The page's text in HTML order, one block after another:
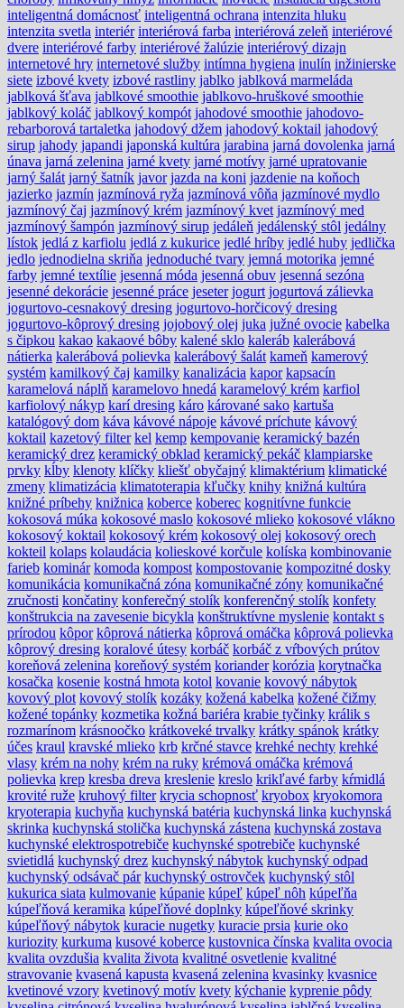
inteligentná domácnosť inteligentná ochrana intenzita hluku
intenzita svetla interiér interiérová farba interiérová zeleň interiérové
dvere interiérové farby interiérové žalúzie interiérový dizajn
internetové hry internetové služby intímna hygiena inulín inžinierske
siete izbové kvety izbové rastliny jablko jablková marmeláda
jablková šťava jablkové smoothie jablkovo-hruškové smoothie
jablkový koláč jablkový kompót jahodové smoothie jahodovo-
rebarborová tartaletka jahodový džem jahodový koktail jahodový
sirup jahody japandi japonská kultúra jarabina jarná dovolenka jarná
únava jarná zelenina jarné kvety jarné motívy jarné upratovanie
jarný šalát jarný šatník javor jazda na koni jazdenie na koňoch
jazierko jazmín jazmínová ryža jazmínová vôňa jazmínové mydlo
jazmínový čaj jazmínový krém jazmínový kvet jazmínový med
jazmínový šampón jazmínový sirup jedáleň jedálenský stôl jedálny
lístok jedlá z karfiolu jedlá z kukurice jedlé hríby jedlé huby jedlička
jedlo jednodielna skriňa jednoduché tvary jemná motorika jemné
farby jemné textílie jesenná móda jesenná obuv jesenná sezóna
jesenné dekorácie jesenné práce jeseter jogurt jogurtová zálievka
jogurtovo-cesnakový dresing jogurtovo-horčicový dresing
jogurtovo-kôprový dresing jojobový olej juka južné ovocie kabelka
s čipkou kakao kakaové bôby kalené sklo kaleráb kalerábová
nátierka kalerábová polievka kalerábový šalát kameň kamerový
systém kamilkový čaj kamilky kanalizácia kapor kapsacín
karamelová náplň karamelovo hnedá karamelový krém karfiol
karfiolový nákyp karí dresing káro kárované sako kartuša
katalógový dom káva kávové nápoje kávové príchute kávový
koktail kazetový filter kel kemp kempovanie keramický bazén
keramický drez keramický obklad keramický pekáč klampiarske
prvky kĺby klenoty klíčky kliešť obyčajný klimaktérium klimatické
zmeny klimatizácia klimatoterapia kľučky knihy knižná kultúra
knižné príbehy knižnica koberce koberec kognitívne funkcie
kokosová múka kokosové maslo kokosové mlieko kokosové vlákno
kokosový koktail kokosový krém kokosový olej kokosový orech
kokteil kolaps kolaudácia kolieskové korčule kolíska kombinovanie
farieb kominár komoda kompost kompostovanie kompozitné dosky
komunikácia komunikačná zóna komunikačné zóny komunikačné
zručnosti končatiny konferečný stolík konferenčný stolík konfety
konštrukcia na zavesenie bicykla konštruktívne myslenie kontakt s
prírodou kôpor kôprová nátierka kôprová omáčka kôprová polievka
kôprový dresing koralové útesy korbáč korbáč z vŕbových prútov
koreňová zelenina koreňový systém koriander korózia korytnačka
kosačka kosenie kostná hmota kotol kovanie kovový nábytok
kovový plot kovový stolík kozáky kožená kabelka kožené čižmy
kožené topánky kozmetika kožná bariéra krabie tyčinky králik s
rozmarínom krásnoočko krátkoveké trvalky krátky spánok krátky
účes kraul kravské mlieko krb krčné stavce krehké nechty krehké
vlasy krém na nohy krém na ruky krémová omáčka krémová
polievka krep kresba dreva kreslenie kreslo krikľavé farby kŕmidlá
krovité ruže kruhový filter krycia schopnosť kryobox kryokomora
kryoterapia kuchyňa kuchynská batéria kuchynská linka kuchynská
skrinka kuchynská stolička kuchynská zástena kuchynská zostava
kuchynské elektrospotrebiče kuchynské spotrebiče kuchynské
svietidlá kuchynský drez kuchynský nábytok kuchynský odpad
kuchynský odsávač pár kuchynský ostrovček kuchynský stôl
kukurica siata kulmovanie kúpanie kúpeľ kúpeľ nôh kúpeľňa
kúpeľňová keramika kúpeľňové doplnky kúpeľňové skrinky
kúpeľňový nábytok kuracie nugetky kuracie prsia kurie oko
kuriozity kurkuma kusové koberce kustovnica čínska kvalita ovocia
kvalita ovzdušia kvalita života kvalitné osvetlenie kvalitné
stravovanie kvasená kapusta kvasená zelenina kvasinky kvasnice
kvetinové vzory kvetinový motív kvety kýchanie kyprenie pôdy